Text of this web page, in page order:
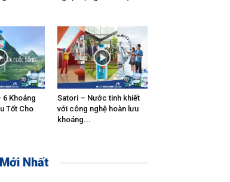
6 Khoáng
Tốt Cho
Satori – Nước tinh khiết
với công nghệ hoàn lưu
khoáng...
Nhất